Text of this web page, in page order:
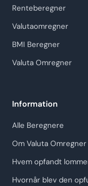
Renteberegner
Valutaomregner
BMI Beregner
Valuta Omregner
Information
Alle Beregnere
Om Valuta Omregner
Hvem opfandt
Hvornår blev den